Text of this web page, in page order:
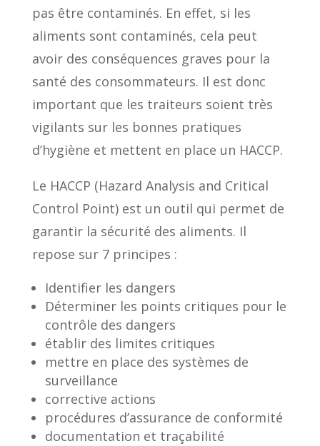
pas être contaminés. En effet, si les
aliments sont contaminés, cela peut
avoir des conséquences graves pour la
santé des consommateurs. Il est donc
important que les traiteurs soient très
vigilants sur les bonnes pratiques
d’hygiène et mettent en place un HACCP.
Le HACCP (Hazard Analysis and Critical
Control Point) est un outil qui permet de
garantir la sécurité des aliments. Il
repose sur 7 principes :
Identifier les dangers
Déterminer les points critiques pour le
contrôle des dangers
établir des limites critiques
mettre en place des systèmes de
surveillance
corrective actions
procédures d’assurance de conformité
documentation et traçabilité